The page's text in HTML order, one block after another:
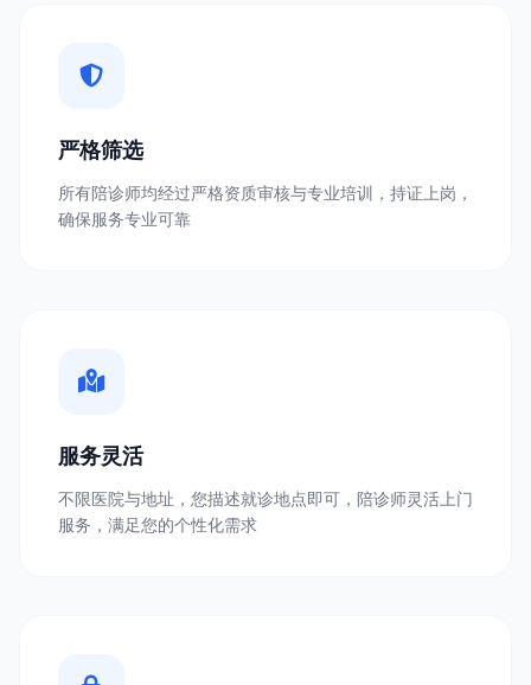
严格筛选
所有陪诊师均经过严格资质审核与专业培训，持证上岗，
确保服务专业可靠
服务灵活
不限医院与地址，您描述就诊地点即可，陪诊师灵活上门
服务，满足您的个性化需求